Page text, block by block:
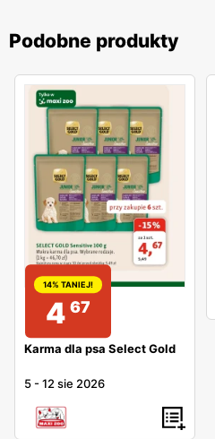
Podobne produkty
14% TANIEJ!
4 67
Karma dla psa Select Gold
5 -12 sie 2026